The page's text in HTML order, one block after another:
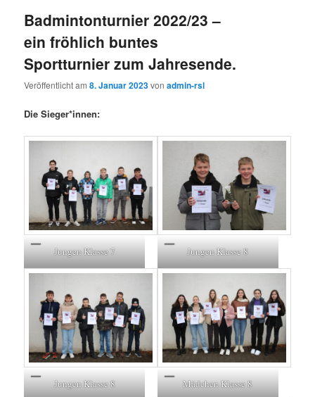
Badmintonturnier 2022/23 –
ein fröhlich buntes
Sportturnier zum Jahresende.
Veröffentlicht am8. Januar 2023vonadmin-rsl
Die Sieger*innen:
Jungen Klasse 7 Jungen Klasse 8
Jungen Klasse 8 Mädchen Klasse 8